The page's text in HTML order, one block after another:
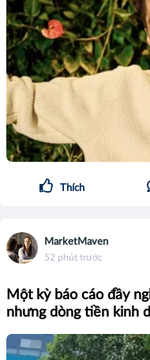
Thích
MarketMaven
52 phút trước
Một kỳ báo cáo đầy
nhưng dòng tiền kinh